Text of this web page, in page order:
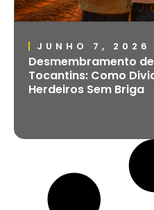
JUNHO 7, 2026
Desmembramento
Tocantins: Como
Herdeiros Sem Briga